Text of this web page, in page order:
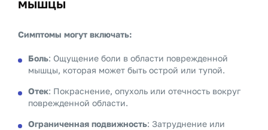
мышцы
Симптомы могут включать:
Боль: Ощущение боли в области поврежденной
мышцы, которая может быть острой или тупой.
Отек: Покраснение, опухоль или отечность вокруг
поврежденной области.
Ограниченная подвижность: Затруднение или